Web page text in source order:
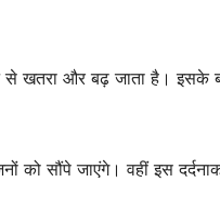
से खतरा और बढ़ जाता है। इसके
को सौंपे जाएंगे। वहीं इस